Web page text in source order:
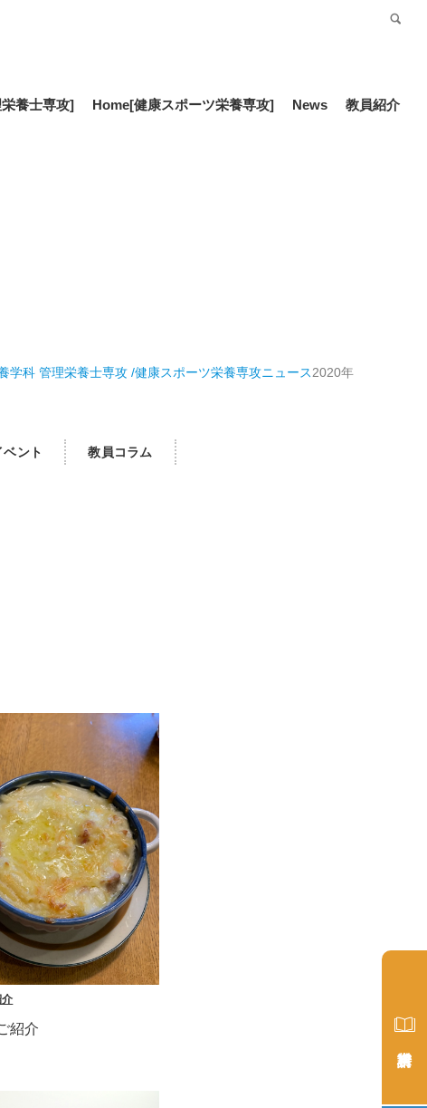
養士専攻] Home[健康スポーツ栄養専攻] News 教員紹介
学科 管理栄養士専攻 /健康スポーツ栄養専攻ニュース2020年
ベント
教員コラム
紹介